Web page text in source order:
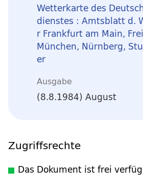
Wetterkarte des
dienstes : Amtsblatt d.
r Frankfurt am Main,
München, Nürnberg,
er
Ausgabe
(8.8.1984) August
Zugriffsrechte
Das Dokument ist frei